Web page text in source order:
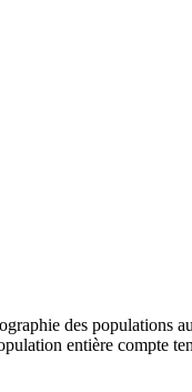
des populations
entière compte